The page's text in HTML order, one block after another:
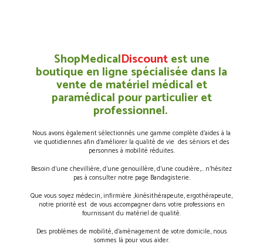
ShopMedicalDiscountest une
boutique en ligne spécialisée dans la
vente de matériel médical et
paramédical pour particulier et
professionnel.
Nous avons également sélectionnés une gamme complète d’aides à la
vie quotidiennes afin d’améliorer la qualité de vie des séniors et des
personnes à mobilité réduites.
Besoin d’une chevillière, d’une genouillère, d’une coudière,… n’hésitez
pas à consulter notre page Bandagisterie.
Que vous soyez médecin, infirmière ,kinésithérapeute, ergothérapeute,
notre priorité est de vous accompagner dans votre professions en
fournissant du matériel de qualité.
Des problèmes de mobilité, d’aménagement de votre domicile, nous
sommes là pour vous aider.